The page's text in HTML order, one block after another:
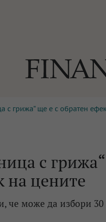
ТЕХНОЛОГИИ
ИМОТИ
АВТОМОБИЛИ
МУЛТИМЕДИЯ
с грижа“ ще е с обратен
с
на цените
че може да избори